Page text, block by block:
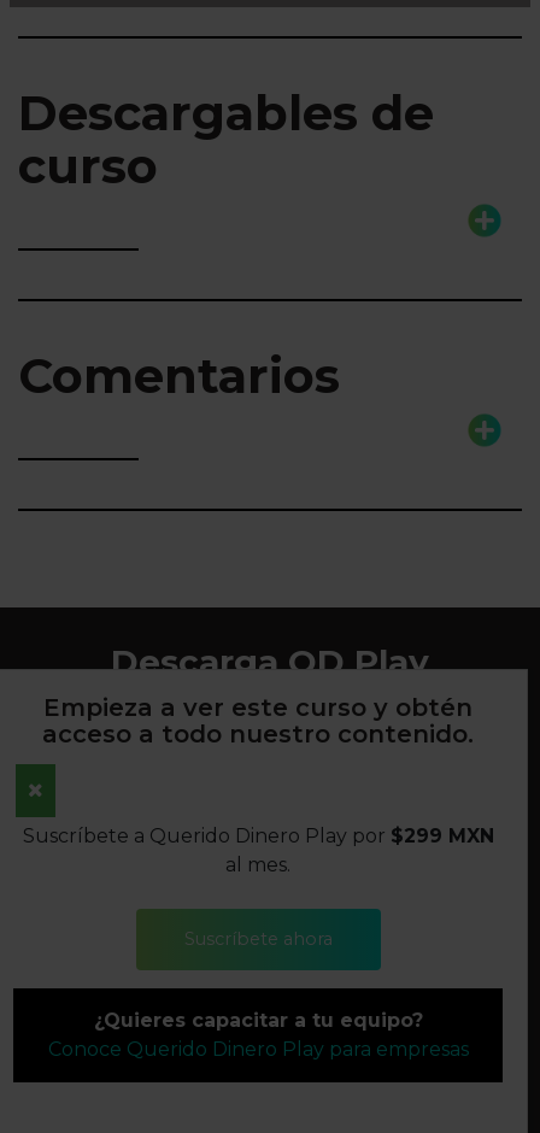
Descargables de
curso
Comentarios
Empieza a ver este curso y obtén
acceso a todo nuestro contenido.
Suscríbete a Querido Dinero Play por $299 MXN
al mes.
Suscríbete ahora
¿Quieres capacitar a tu equipo?
Conoce Querido Dinero Play para empresas
Descarga QD Play
AVISO DE PRIVACIDAD
TÉRMINOS Y CONDICIONES
©2022 QUERIDO DINERO S.A. DE C.V. TODOS LOS
DERECHOS RESERVADOS